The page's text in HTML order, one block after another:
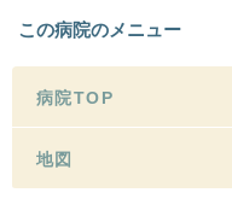
この病院のメニュー
病院TOP
地図